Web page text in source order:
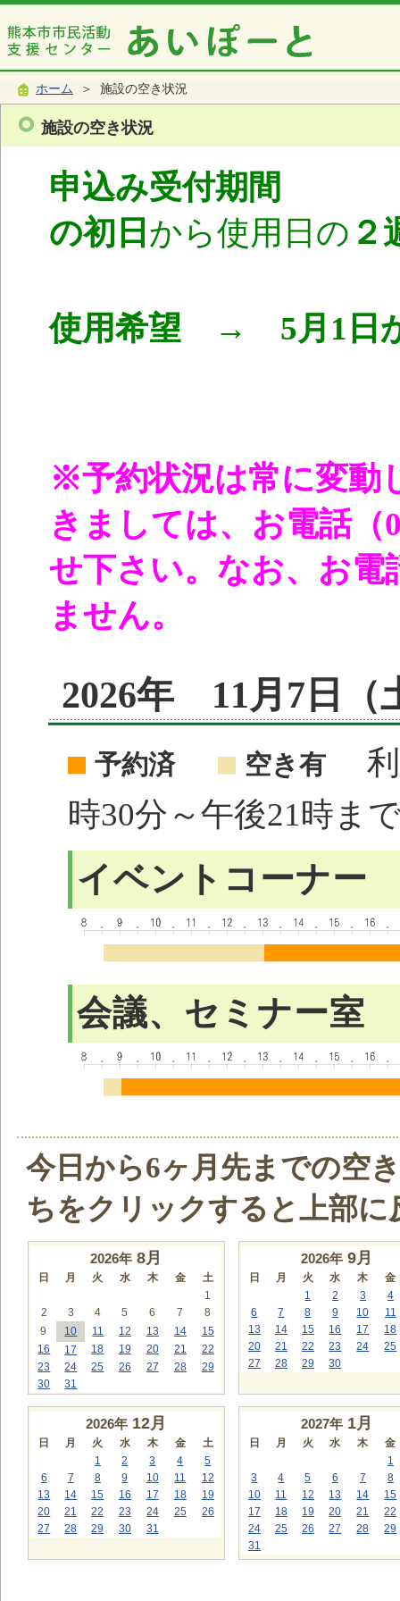
ホーム ＞ 施設の空き状況
施設の空き状況
申込み受付期間
の初日 から使用日の ２
使用希望 → 5月1日か
※予約状況は常に変動
きましては、お電話（
せ下さい。なお、お電
ません。
2026年 11月7日（
予約済 空き有
利
時30分～午後21時ま
イベントコーナー
会議、セミナー室
今日から6ヶ月先までの空
ちをクリックすると上部に
2026年 8月
日 月 火 水 木 金
土
1
2
3 4 5 6 7
8
9
10 11 12 13 14
15
16
17 18 19 20 21
22
23
24 25 26 27 28
29
30
31
2026年 9月
日 月 火 水 木
金
1
2 3
4
6
7 8 9 10
11
13
14 15 16 17
18
20
21 22 23 24
25
27
28 29 30
2026年 12月
日 月 火 水 木 金
土
1
2 3 4
5
6
7 8 9 10 11
12
13
14 15 16 17 18
19
20
21 22 23 24 25
26
27
28 29 30 31
2027年 1月
日 月 火 水 木
金
1
3
4 5 6 7
8
10
11 12 13 14
15
17
18 19 20 21
22
24
25 26 27 28
29
31